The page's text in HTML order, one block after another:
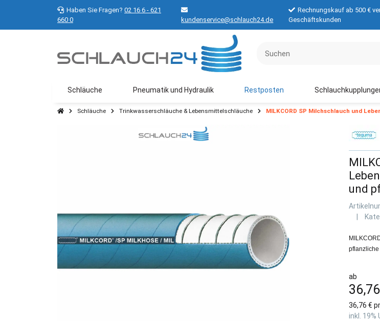
Haben Sie Fragen? 02 16 6 - 621
660 0
kundenservice@schlauch24.de
Rechnungskauf ab 500 €
Geschäftskunden
Schläuche Pneumatik und Hydraulik Restposten
Schläuche Trinkwasserschläuche & Lebensmittelschläuche MILKCORD SP Milchschlauch und
und
pflanzliche
ab
36,76 €
inkl. 19%